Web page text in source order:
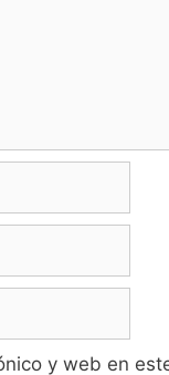
y web en